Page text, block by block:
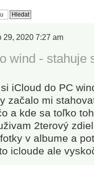
29, 2020 7:27 am
wind - stahuje
iCloud do PC
začalo mi
a kde sa toľko
2terový
v albume a
icloude ale